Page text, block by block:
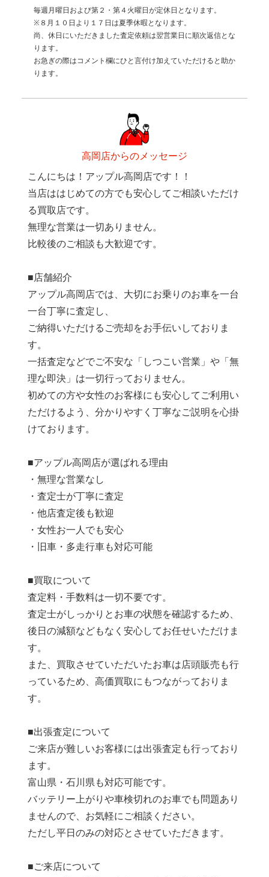
毎週月曜日および第２・第４火曜日が定休日となります。
※８月１０日より１７日は夏季休暇となります。
尚、休日にいただきました査定依頼は翌営業日に順次返信とな
ります。
お急ぎの際はコメント欄にひと言付け加えていただけると助か
ります。
高岡店からのメッセージ
こんにちは！アップル高岡店です！！
当店ははじめての方でも安心してご相談いただけ
る買取店です。
無理な営業は一切ありません。
比較後のご相談も大歓迎です。
■店舗紹介
アップル高岡店では、大切にお乗りのお車を一台
一台丁寧に査定し、
ご納得いただけるご売却をお手伝いしておりま
す。
一括査定などでご不安な「しつこい営業」や「無
理な即決」は一切行っておりません。
初めての方や女性のお客様にも安心してご利用い
ただけるよう、分かりやすく丁寧なご説明を心掛
けております。
■アップル高岡店が選ばれる理由
・無理な営業なし
・査定士が丁寧に査定
・他店査定後も歓迎
・女性お一人でも安心
・旧車・多走行車も対応可能
■買取について
査定料・手数料は一切不要です。
査定士がしっかりとお車の状態を確認するため、
後日の減額などもなく安心してお任せいただけま
す。
また、買取させていただいたお車は店頭販売も行
っているため、高価買取にもつながっておりま
す。
■出張査定について
ご来店が難しいお客様には出張査定も行っており
ます。
富山県・石川県も対応可能です。
バッテリー上がりや車検切れのお車でも問題あり
ませんので、お気軽にご相談ください。
ただし平日のみの対応とさせていただきます。
■ご来店について